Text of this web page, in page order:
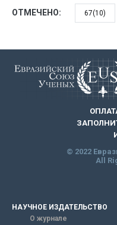
ОТМЕЧЕНО: 67(10)
© 2022
All
НАУЧНОЕ ИЗДАТЕЛЬСТВО
О журнале